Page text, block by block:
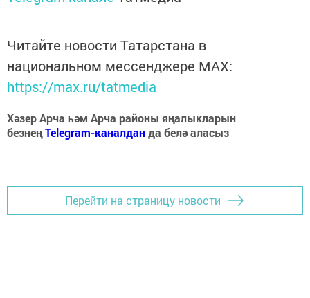
Читайте новости Татарстана в
национальном мессенджере MАХ:
https://max.ru/tatmedia
Хәзер Арча һәм Арча районы яңалыкларын
безнеңTelegram-каналданда белә аласыз
Перейти на страницу новости